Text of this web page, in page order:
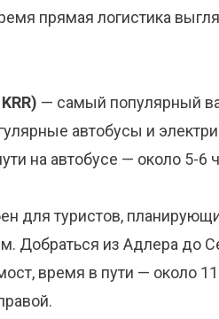
прямая логистика
— самый популярный
автобусы и
на автобусе — около 5-6
для туристов,
Добраться из Адлера до
время в пути — около